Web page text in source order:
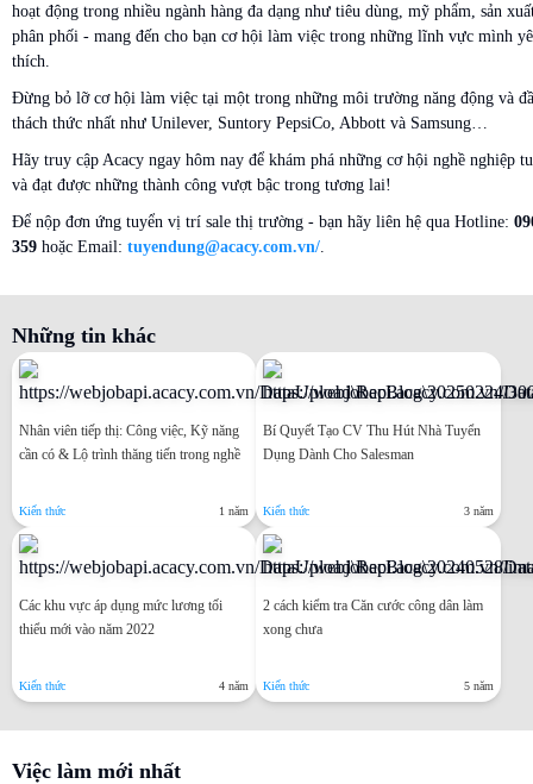
hoạt động trong nhiều ngành hàng đa dạng như tiêu dùng, mỹ phẩm, sản
phân phối - mang đến cho bạn cơ hội làm việc trong những lĩnh vực mình
thích.
Đừng bỏ lỡ cơ hội làm việc tại một trong những môi trường năng động và
thách thức nhất như Unilever, Suntory PepsiCo, Abbott và Samsung…
Hãy truy cập Acacy ngay hôm nay để khám phá những cơ hội nghề nghiệp
và đạt được những thành công vượt bậc trong tương lai!
Để nộp đơn ứng tuyển vị trí sale thị trường - bạn hãy liên hệ qua Hotline:
359 hoặc Email: tuyendung@acacy.com.vn/
Việc làm mới nhất
Những tin khác
Nhân viên tiếp thị: Công việc, Kỹ năng
cần có & Lộ trình thăng tiến trong nghề
Kiến thức 1 năm
Bí Quyết Tạo CV Thu Hút Nhà Tuyển
Dụng Dành Cho Salesman
Kiến thức 3 năm
Các khu vực áp dụng mức lương tối
thiểu mới vào năm 2022
Kiến thức 4 năm
2 cách kiểm tra Căn cước công dân làm
xong chưa
Kiến thức 5 năm